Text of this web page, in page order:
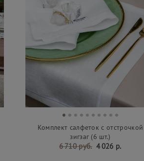
Комплект салфеток с отстрочкой
зигзаг (6 шт.)
6 710 руб. 4 026 р.